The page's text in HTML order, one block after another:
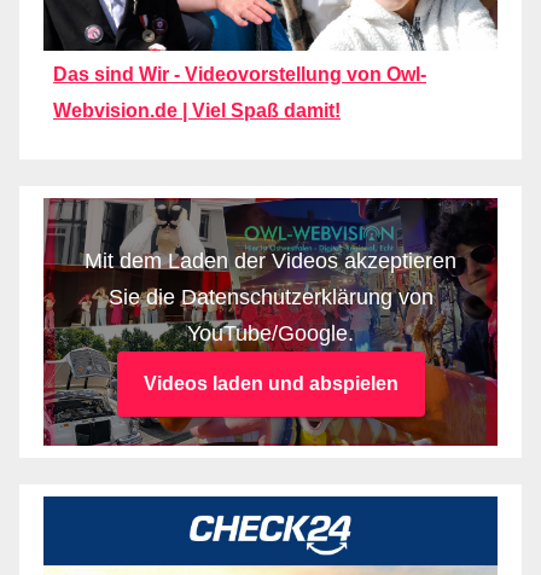
Das sind Wir - Videovorstellung von Owl-
Webvision.de | Viel Spaß damit!
Mit dem Laden der Videos akzeptieren
Sie die Datenschutzerklärung von
YouTube/Google.
Videos laden und abspielen